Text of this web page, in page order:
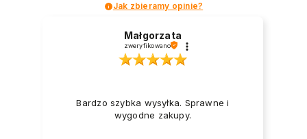
Jak zbieramy opinie?
Małgorzata
zweryfikowano
Bardzo szybka wysyłka. Sprawne i
wygodne zakupy.